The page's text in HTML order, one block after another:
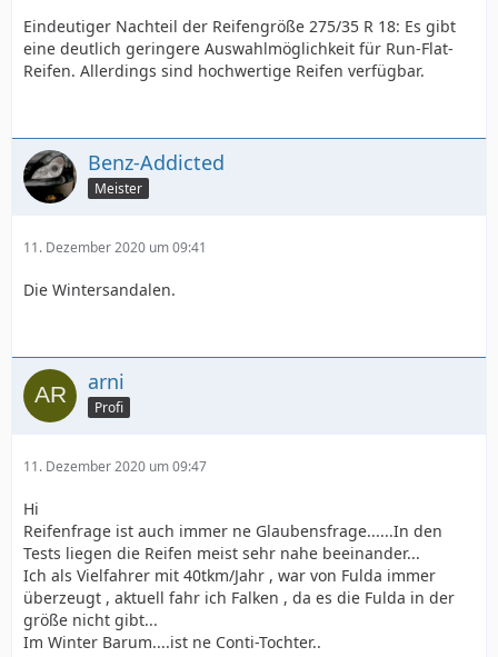
Eindeutiger Nachteil der Reifengröße 275/35 R 18: Es gibt
eine deutlich geringere Auswahlmöglichkeit für Run-Flat-
Reifen. Allerdings sind hochwertige Reifen verfügbar.
Benz-Addicted
Meister
11. Dezember 2020 um 09:41
Die Wintersandalen.
arni
Profi
11. Dezember 2020 um 09:47
Hi
Reifenfrage ist auch immer ne Glaubensfrage......In den
Tests liegen die Reifen meist sehr nahe beeinander...
Ich als Vielfahrer mit 40tkm/Jahr , war von Fulda immer
überzeugt , aktuell fahr ich Falken , da es die Fulda in der
größe nicht gibt...
Im Winter Barum....ist ne Conti-Tochter..